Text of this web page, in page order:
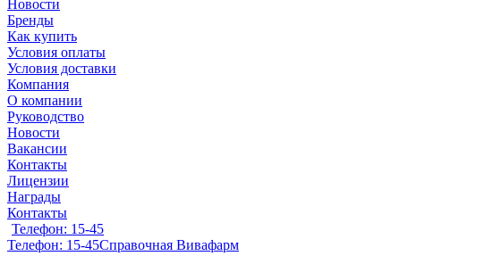
Новости
Бренды
Как купить
Условия оплаты
Условия доставки
Компания
О компании
Руководство
Новости
Вакансии
Контакты
Лицензии
Награды
Контакты
Телефон: 15-45
Телефон: 15-45Справочная Вивафарм